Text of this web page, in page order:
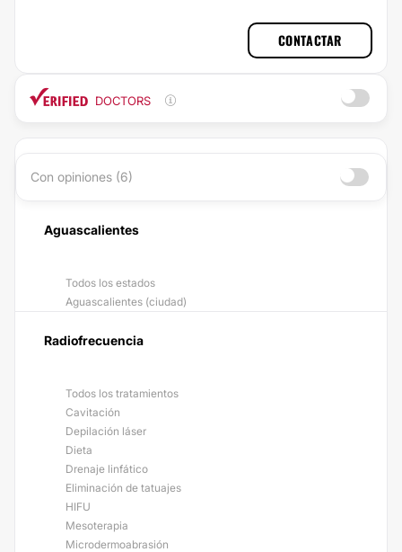
CONTACTAR
DOCTORS
Con opiniones (6)
Aguascalientes
Todos los estados
Aguascalientes (ciudad)
Radiofrecuencia
Todos los tratamientos
Cavitación
Depilación láser
Dieta
Drenaje linfático
Eliminación de tatuajes
HIFU
Mesoterapia
Microdermoabrasión